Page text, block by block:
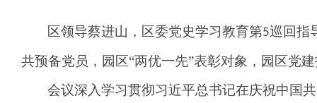
区领导蔡进山，区委党史学习教育第5巡回指
共预备党员，园区“两优一先”表彰对象，园区党
会议深入学习贯彻习近平总书记在庆祝中国